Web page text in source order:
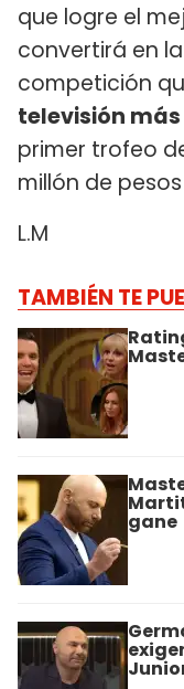
que logre el
convertirá en
competición
televisión
primer trofeo
millón de
L.M
TAMBIÉN TE
gane